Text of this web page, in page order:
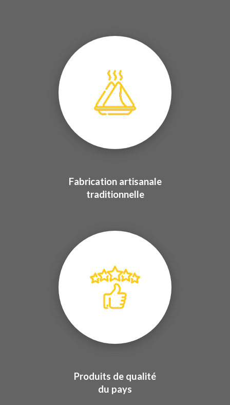
Fabrication artisanale
traditionnelle
Produits de qualité
du pays